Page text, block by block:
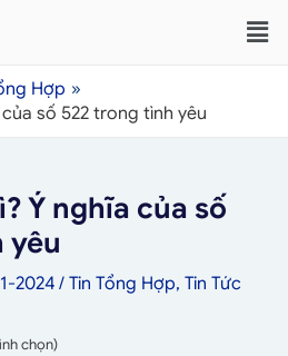
Hợp
số 522 trong tình yêu
Ý nghĩa của số
yêu
2024/ Tin Tổng Hợp, Tin Tức
chọn)